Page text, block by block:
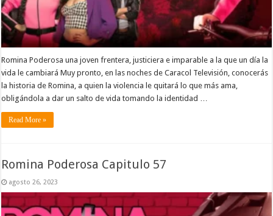
Romina Poderosa una joven frentera, justiciera e imparable a la que un día la
vida le cambiará Muy pronto, en las noches de Caracol Televisión, conocerás
la historia de Romina, a quien la violencia le quitará lo que más ama,
obligándola a dar un salto de vida tomando la identidad …
Read More »
Romina Poderosa Capitulo 57
agosto 26, 2023